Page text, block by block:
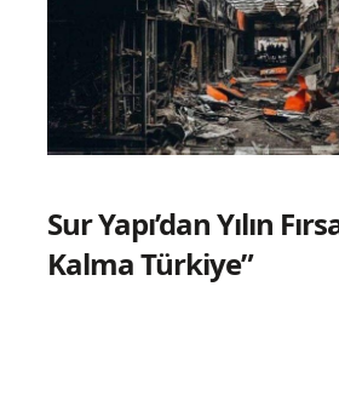
Sur Yapı’dan Yılın
Kalma Türkiye”